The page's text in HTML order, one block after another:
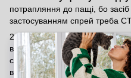
потрапляння до пащі, бо
застосуванням спрей треба
2.
З метою позбавлення
вологу або суху шерсть по
сплутану шерсть, зачекати 2-
видалити колтун. Після цього